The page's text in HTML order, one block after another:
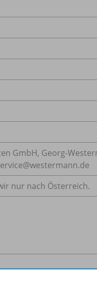
GmbH, Georg-
nur nach Österreich.
" liefert
ab der 2. Klasse